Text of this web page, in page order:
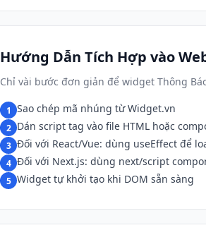
Hướng Dẫn Tích Hợp vào
Chỉ vài bước đơn giản để widget Thông
1 Sao chép mã nhúng từ Widget.vn
2 Dán script tag vào file HTML hoặc
3 Đối với React/Vue: dùng useEffect để
4 Đối với Next.js: dùng next/script
5 Widget tự khởi tạo khi DOM sẵn sàng